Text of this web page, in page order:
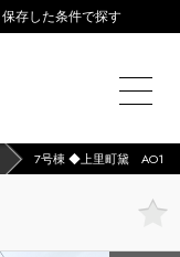
保存した条件で探す
7号棟 ◆上里町黛 AO1